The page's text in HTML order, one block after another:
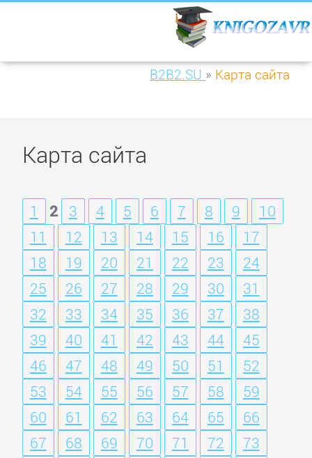
B2B2.SU » Карта сайта
Карта сайта
1 2 3 4 5 6 7 8 9
10
11
12 13 14 15 16
17
18
19 20 21 22 23
24
25
26 27 28 29 30
31
32
33 34 35 36 37
38
39
40 41 42 43 44
45
46
47 48 49 50 51
52
53
54 55 56 57 58
59
60
61 62 63 64 65
66
67
68 69 70 71 72
73